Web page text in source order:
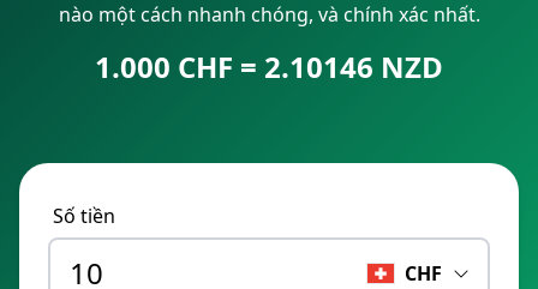
nào một cách nhanh chóng, và chính xác nhất.
1.000 CHF = 2.10146 NZD
Số tiền
CHF